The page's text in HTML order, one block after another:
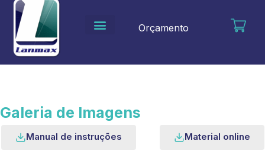
para
conteúdo
Orçamento
Galeria de Imagens
Manual de instruções Material online